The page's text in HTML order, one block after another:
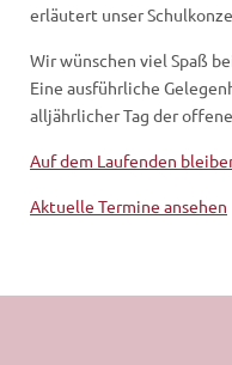
erläutert unser
Wir wünschen viel Spaß
Eine ausführliche
alljährlicher Tag der
Auf dem Laufenden
Aktuelle Termine ansehen